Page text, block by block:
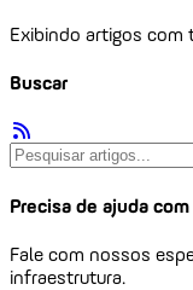
Exibindo artigos com
Buscar
Precisa de ajuda
Fale com nossos
infraestrutura.